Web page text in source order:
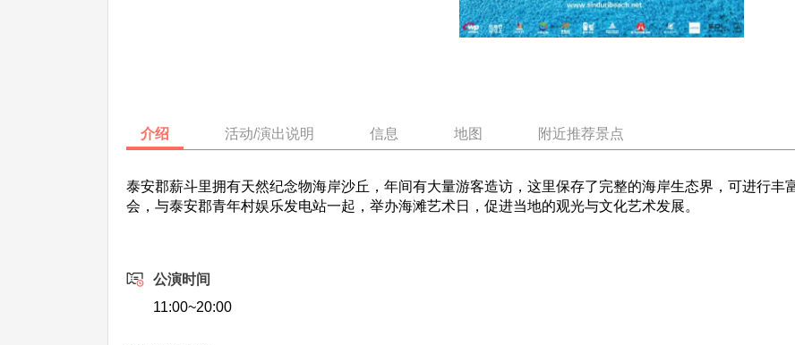
介绍 活动/演出说明 信息 地图 附近推荐景点
泰安郡薪斗里拥有天然纪念物海岸沙丘，年间有大量游客造访，这里保存了完整的海岸生态界，可进行丰
会，与泰安郡青年村娱乐发电站一起，举办海滩艺术日，促进当地的观光与文化艺术发展。
公演时间
11:00~20:00